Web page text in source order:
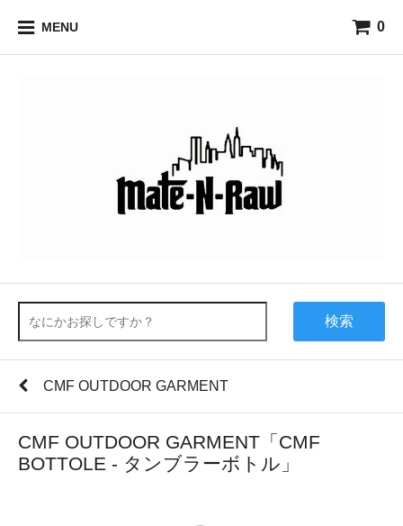
MENU 0
検索
CMF OUTDOOR GARMENT
CMF OUTDOOR GARMENT「CMF
BOTTOLE - タンブラーボトル」